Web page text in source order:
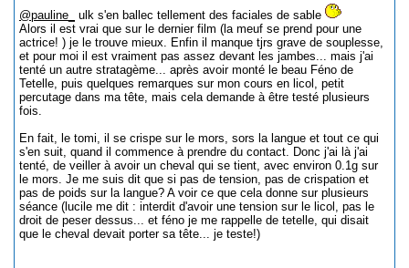
@pauline_
ulk s'en ballec tellement des faciales de sable
Alors il est vrai que sur le dernier film (la meuf se prend pour une
actrice! ) je le trouve mieux. Enfin il manque tjrs grave de souplesse,
et pour moi il est vraiment pas assez devant les jambes... mais j'ai
tenté un autre stratagème... après avoir monté le beau Féno de
Tetelle, puis quelques remarques sur mon cours en licol, petit
percutage dans ma tête, mais cela demande à être testé plusieurs
fois.
En fait, le tomi, il se crispe sur le mors, sors la langue et tout ce qui
s'en suit, quand il commence à prendre du contact. Donc j'ai là j'ai
tenté, de veiller à avoir un cheval qui se tient, avec environ 0.1g sur
le mors. Je me suis dit que si pas de tension, pas de crispation et
pas de poids sur la langue? A voir ce que cela donne sur plusieurs
séance (lucile me dit : interdit d'avoir une tension sur le licol, pas le
droit de peser dessus... et féno je me rappelle de tetelle, qui disait
que le cheval devait porter sa tête... je teste!)